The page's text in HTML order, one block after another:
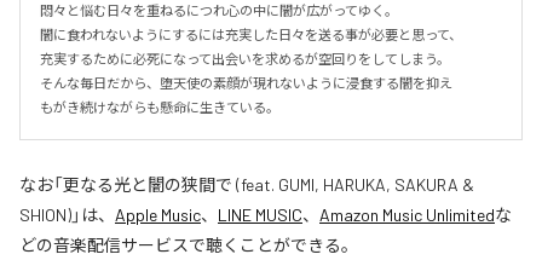
悶々と悩む日々を重ねるにつれ心の中に闇が広がってゆく。
闇に食われないようにするには充実した日々を送る事が必要と思って、
充実するために必死になって出会いを求めるが空回りをしてしまう。
そんな毎日だから、堕天使の素顔が現れないように浸食する闇を抑え
もがき続けながらも懸命に生きている。
なお「更なる光と闇の狭間で (feat. GUMI, HARUKA, SAKURA &
SHION)」は、 Apple Music、 LINE MUSIC、 Amazon Music Unlimitedな
どの音楽配信サービスで聴くことができる。